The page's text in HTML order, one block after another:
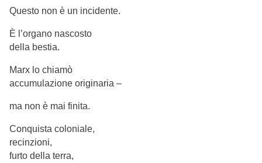
Questo non è un incidente.
È l’organo nascosto
della bestia.
Marx lo chiamò
accumulazione originaria –
ma non è mai finita.
Conquista coloniale,
recinzioni,
furto della terra,